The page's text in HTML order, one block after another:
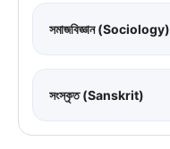
সমাজবিজ্ঞান (Sociology)
সংস্কৃত (Sanskrit)